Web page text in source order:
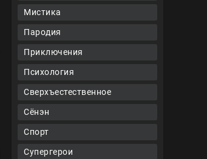
Мистика
Пародия
Приключения
Психология
Сверхъестественное
Сёнэн
Спорт
Супергерои